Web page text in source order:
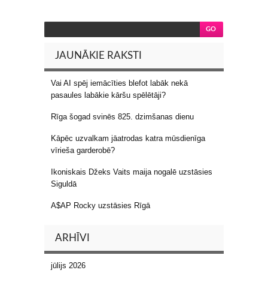
JAUNĀKIE RAKSTI
Vai AI spēj iemācīties blefot labāk nekā
pasaules labākie kāršu spēlētāji?
Rīga šogad svinēs 825. dzimšanas dienu
Kāpēc uzvalkam jāatrodas katra mūsdienīga
vīrieša garderobē?
Ikoniskais Džeks Vaits maija nogalē uzstāsies
Siguldā
A$AP Rocky uzstāsies Rīgā
ARHĪVI
jūlijs 2026